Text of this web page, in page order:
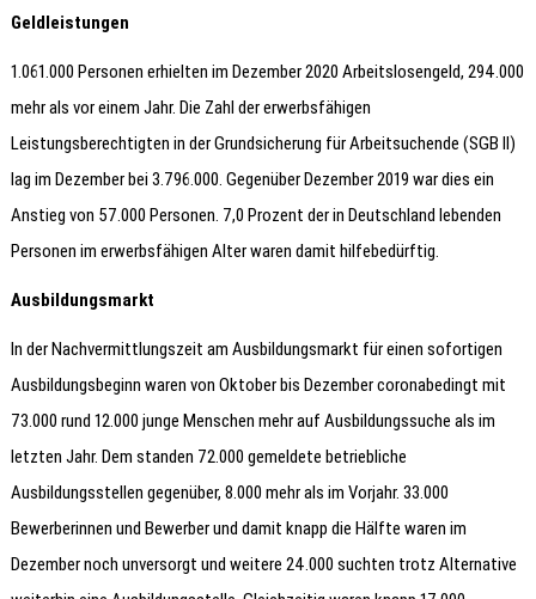
Geldleistungen
1.061.000 Personen erhielten im Dezember 2020 Arbeitslosengeld, 294.000
mehr als vor einem Jahr. Die Zahl der erwerbsfähigen
Leistungsberechtigten in der Grundsicherung für Arbeitsuchende (SGB II)
lag im Dezember bei 3.796.000. Gegenüber Dezember 2019 war dies ein
Anstieg von 57.000 Personen. 7,0 Prozent der in Deutschland lebenden
Personen im erwerbsfähigen Alter waren damit hilfebedürftig.
Ausbildungsmarkt
In der Nachvermittlungszeit am Ausbildungsmarkt für einen sofortigen
Ausbildungsbeginn waren von Oktober bis Dezember coronabedingt mit
73.000 rund 12.000 junge Menschen mehr auf Ausbildungssuche als im
letzten Jahr. Dem standen 72.000 gemeldete betriebliche
Ausbildungsstellen gegenüber, 8.000 mehr als im Vorjahr. 33.000
Bewerberinnen und Bewerber und damit knapp die Hälfte waren im
Dezember noch unversorgt und weitere 24.000 suchten trotz Alternative